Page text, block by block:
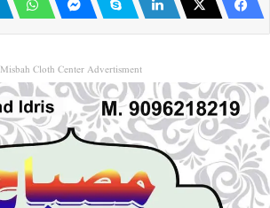
Misbah Cloth Center Advertisment